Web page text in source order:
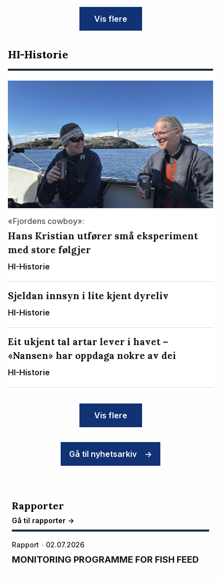
Vis flere
HI-Historie
«Fjordens cowboy»:
Hans Kristian utfører små eksperiment
med store følgjer
HI-Historie
Sjeldan innsyn i lite kjent dyreliv
HI-Historie
Eit ukjent tal artar lever i havet –
«Nansen» har oppdaga nokre av dei
HI-Historie
Vis flere
Gå til nyhetsarkiv ->
Rapporter
Gå til rapporter ->
Rapport 02.07.2026
MONITORING PROGRAMME FOR FISH FEED